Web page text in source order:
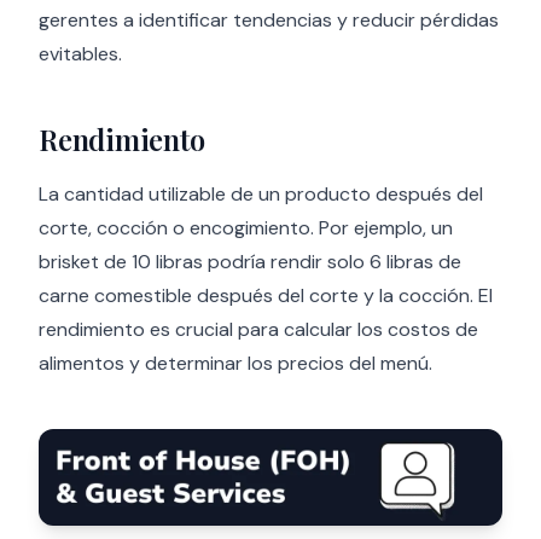
gerentes a identificar tendencias y reducir pérdidas
evitables.
Rendimiento
La cantidad utilizable de un producto después del
corte, cocción o encogimiento. Por ejemplo, un
brisket de 10 libras podría rendir solo 6 libras de
carne comestible después del corte y la cocción. El
rendimiento es crucial para calcular los costos de
alimentos y determinar los precios del menú.